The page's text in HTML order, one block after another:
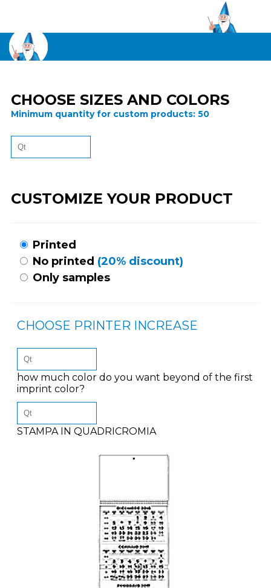
CHOOSE SIZES AND COLORS
Minimum quantity for custom products: 50
CUSTOMIZE YOUR PRODUCT
Printed
No printed (20% discount)
Only samples
CHOOSE PRINTER INCREASE
how much color do you want beyond of the first
imprint color?
STAMPA IN QUADRICROMIA